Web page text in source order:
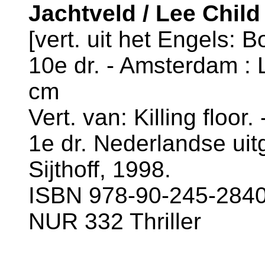
Jachtveld / Lee Child
[vert. uit het Engels:
10e dr. - Amsterdam :
cm
Vert. van: Killing floor.
1e dr. Nederlandse
Sijthoff, 1998.
ISBN 978-90-245-
NUR 332 Thriller